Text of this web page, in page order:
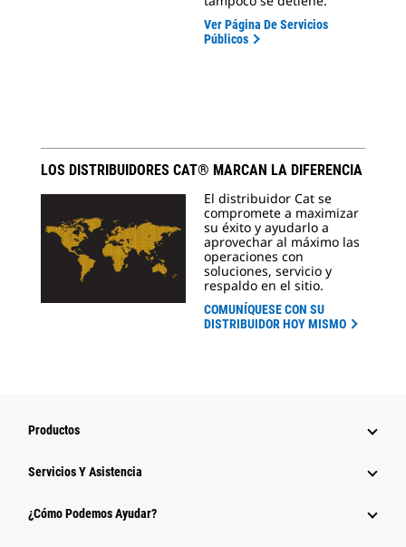
Ver Página De Servicios
Públicos
LOS DISTRIBUIDORES CAT® MARCAN LA DIFERENCIA
El distribuidor Cat se
compromete a maximizar
su éxito y ayudarlo a
aprovechar al máximo las
operaciones con
soluciones, servicio y
respaldo en el sitio.
COMUNÍQUESE CON SU
DISTRIBUIDOR HOY MISMO
Productos
Servicios Y Asistencia
¿Cómo Podemos Ayudar?